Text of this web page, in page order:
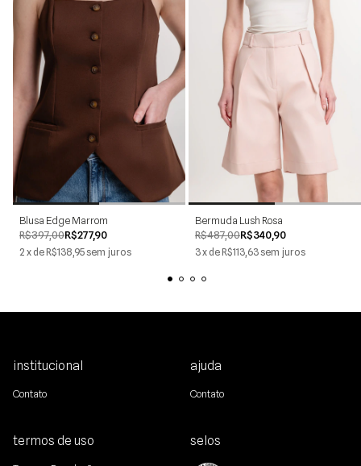
Blusa Edge Marrom
R$277,90
R$397,00
2 x deR$138,95sem juros
M G GG
Bermuda Lush Rosa
R$340,90
R$487,00
3x deR$113,63sem juros
40 44
institucional
Contato
ajuda
Contato
termos de uso selos